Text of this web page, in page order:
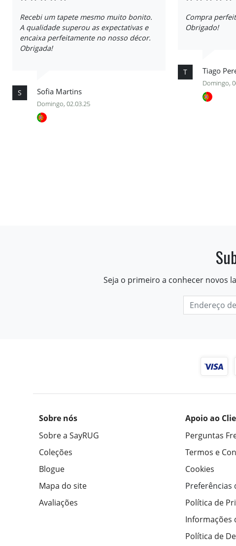
Recebi um tapete mesmo muito bonito.
A qualidade superou as expectativas e
encaixa perfeitamente no nosso décor.
Obrigada!
S Sofia Martins
Domingo, 02.03.25
Compra
Obrigado!
T Tiago
Domingo,
Seja o primeiro a conhecer novos
Sobre nós
Sobre a SayRUG
Coleções
Blogue
Mapa do site
Avaliações
Apoio ao
Perguntas
Termos e
Cookies
Preferências
Política de
Informações
Política de